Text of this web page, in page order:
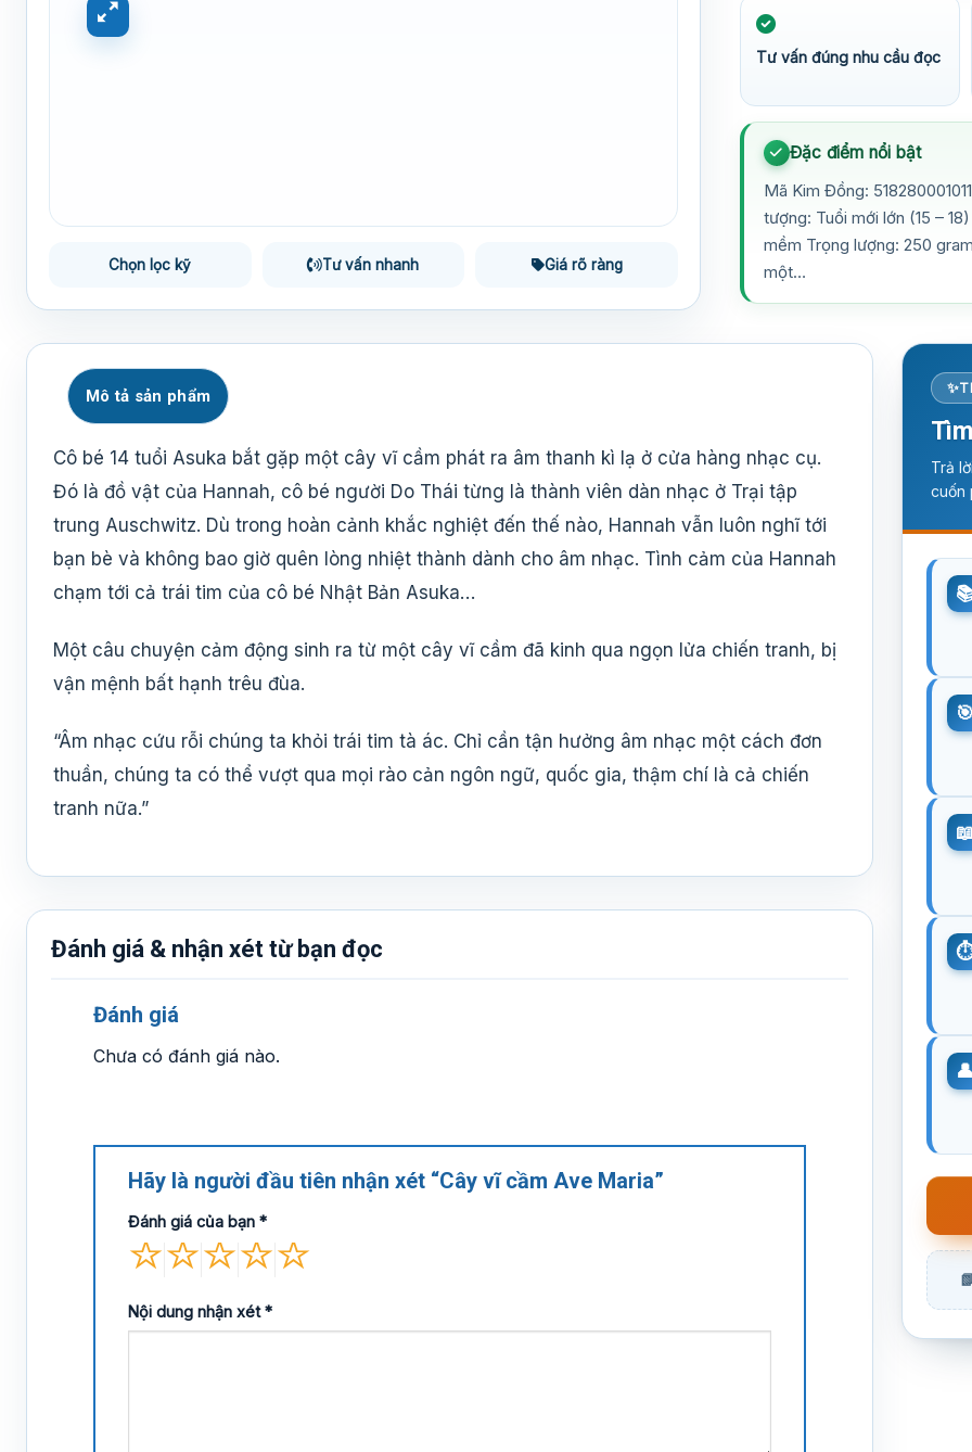
Chọn lọc kỹ Tư vấn nhanh Giá rõ ràng
Tư vấn đúng nhu cầu đọc
Đặc điểm nổi bật
Mã Kim Đồng:
tượng: Tuổi mới lớn (15 –
mềm Trọng lượng: 250
một…
Mô tả sản phẩm
Cô bé 14 tuổi Asuka bắt gặp một cây vĩ cầm phát ra âm thanh kì lạ ở cửa hàng nhạc cụ.
Đó là đồ vật của Hannah, cô bé người Do Thái từng là thành viên dàn nhạc ở Trại tập
trung Auschwitz. Dù trong hoàn cảnh khắc nghiệt đến thế nào, Hannah vẫn luôn nghĩ tới
bạn bè và không bao giờ quên lòng nhiệt thành dành cho âm nhạc. Tình cảm của Hannah
chạm tới cả trái tim của cô bé Nhật Bản Asuka…
Một câu chuyện cảm động sinh ra từ một cây vĩ cầm đã kinh qua ngọn lửa chiến tranh, bị
vận mệnh bất hạnh trêu đùa.
“Âm nhạc cứu rỗi chúng ta khỏi trái tim tà ác. Chỉ cần tận hưởng âm nhạc một cách đơn
thuần, chúng ta có thể vượt qua mọi rào cản ngôn ngữ, quốc gia, thậm chí là cả chiến
tranh nữa.”
Đánh giá & nhận xét từ bạn đọc
Đánh giá
Chưa có đánh giá nào.
Hãy là người đầu tiên nhận xét “Cây vĩ cầm Ave Maria”
Đánh giá của bạn *
Nội dung nhận xét*
Trả
cuốn